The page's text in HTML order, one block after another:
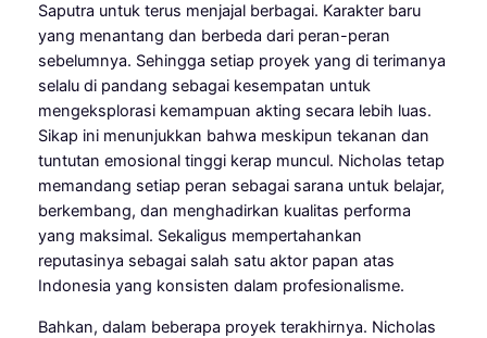
Saputra untuk terus menjajal berbagai. Karakter baru
yang menantang dan berbeda dari peran-peran
sebelumnya. Sehingga setiap proyek yang di terimanya
selalu di pandang sebagai kesempatan untuk
mengeksplorasi kemampuan akting secara lebih luas.
Sikap ini menunjukkan bahwa meskipun tekanan dan
tuntutan emosional tinggi kerap muncul. Nicholas tetap
memandang setiap peran sebagai sarana untuk belajar,
berkembang, dan menghadirkan kualitas performa
yang maksimal. Sekaligus mempertahankan
reputasinya sebagai salah satu aktor papan atas
Indonesia yang konsisten dalam profesionalisme.
Bahkan, dalam beberapa proyek terakhirnya. Nicholas